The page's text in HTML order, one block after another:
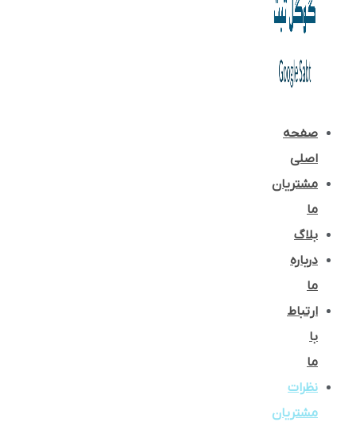
صفحه
اصلی
مشتریان
ما
بلاگ
درباره
ما
ارتباط
با
ما
نظرات
مشتریان